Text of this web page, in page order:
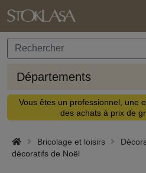
Départements
Vous êtes un professionnel, une
des achats à prix de
Bricolage et loisirs
décoratifs de Noël